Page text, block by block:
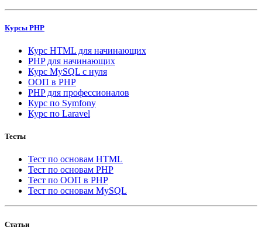
Курсы PHP
Курс HTML для начинающих
PHP для начинающих
Курс MySQL с нуля
ООП в PHP
PHP для профессионалов
Курс по Symfony
Курс по Laravel
Тесты
Тест по основам HTML
Тест по основам PHP
Тест по ООП в PHP
Тест по основам MySQL
Статьи